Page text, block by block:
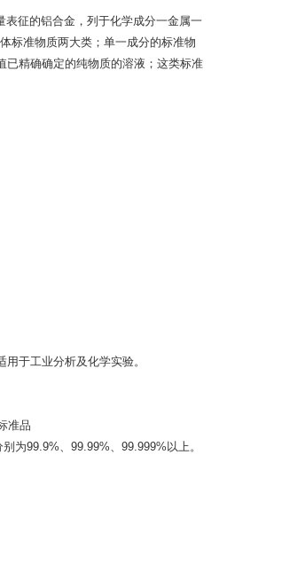
征的铝合金，列于化学成分一金属一
标准物质两大类；单一成分的标准物
已精确确定的纯物质的溶液；这类标准
用于工业分析及化学实验。
准品
为99.9%、99.99%、99.999%以上。